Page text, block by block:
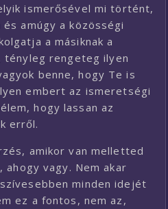
ismerősével mi történt,
amúgy a közösségi
a másiknak a
rengeteg ilyen
benne, hogy Te is
embert az ismeretségi
hogy lassan az
erről.
amikor van melletted
ahogy vagy. Nem akar
minden idejét
ez a fontos, nem az,